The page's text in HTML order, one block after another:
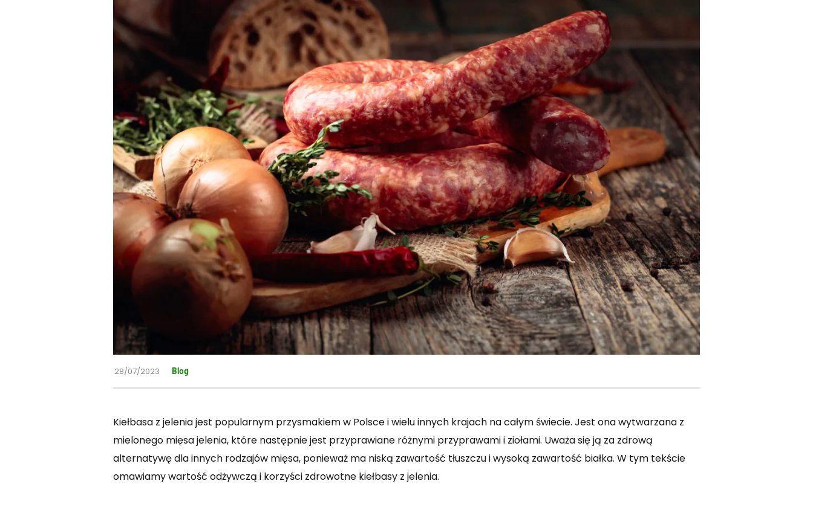
28/07/2023 Blog
Kiełbasa z jelenia jest popularnym przysmakiem w Polsce i wielu innych krajach na całym świecie. Jest ona wytwarzana z
mielonego mięsa jelenia, które następnie jest przyprawiane różnymi przyprawami i ziołami. Uważa się ją za zdrową
alternatywę dla innych rodzajów mięsa, ponieważ ma niską zawartość tłuszczu i wysoką zawartość białka. W tym tekście
omawiamy wartość odżywczą i korzyści zdrowotne kiełbasy z jelenia.